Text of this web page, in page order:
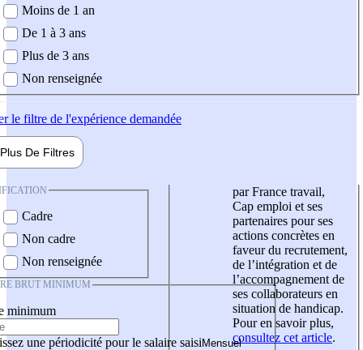
demandée
Moins de 1 an
De 1 à 3 ans
Plus de 3 ans
Non renseignée
le filtre de l'expérience demandée
Plus De Filtres
Cadre
Non cadre
Non renseignée
BRUT MINIMUM
minimum
une périodicité pour le salaire saisi
par France travail,
Cap emploi et ses
partenaires pour ses
actions concrètes en
faveur du recrutement,
de l’intégration et de
l’accompagnement de
ses collaborateurs en
situation de handicap.
Pour en savoir plus,
consultez cet article.